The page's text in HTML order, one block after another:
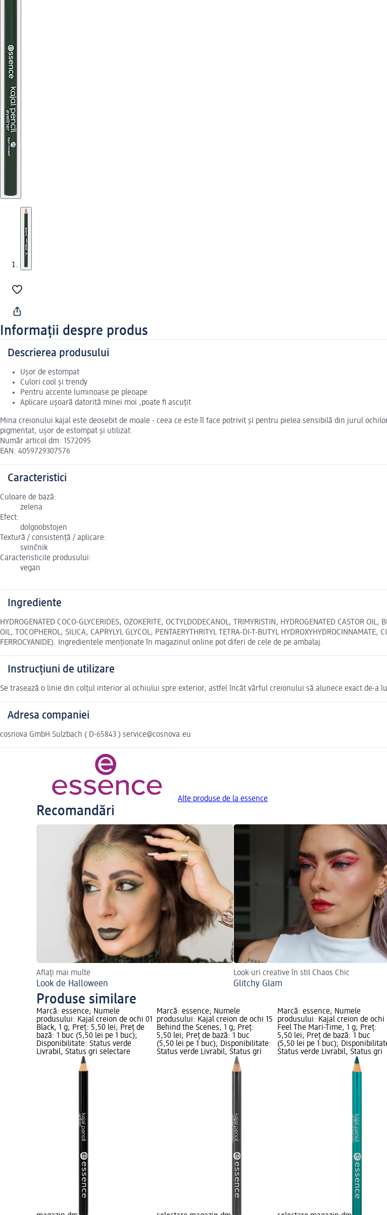
Informații despre produs
Descrierea produsului
Ușor de estompat
Culori cool și trendy
Pentru accente luminoase pe pleoape
Aplicare ușoară datorită minei moi ,poate fi ascuțit
Mina creionului kajal este deosebit de moale - ceea ce este îl face potrivit și pentru pielea sensibilă din jurul
pigmentat, ușor de estompat și utilizat.
Număr articol dm: 1572095
EAN: 4059729307576
Caracteristici
Culoare de bază:
zelena
Efect:
dolgoobstojen
Textură / consistență / aplicare:
svinčnik
Caracteristicile produsului:
vegan
Ingrediente
HYDROGENATED COCO-GLYCERIDES, OZOKERITE, OCTYLDODECANOL, TRIMYRISTIN, HYDROGENATED CASTOR
OIL, TOCOPHEROL, SILICA, CAPRYLYL GLYCOL, PENTAERYTHRITYL TETRA-DI-T-BUTYL
FERROCYANIDE). Ingredientele menționate în magazinul online pot diferi de cele de pe ambalaj.
Instrucțiuni de utilizare
Se trasează o linie din colțul interior al ochiului spre exterior, astfel încât vârful creionului să alunece exact de-a
Adresa companiei
cosnova GmbH Sulzbach ( D-65843 ) service@cosnova.eu
Alte produse de la essence
Recomandări
Aflați mai multe
Look de Halloween
Look-uri creative în stil Chaos Chic
Glitchy Glam
Produse similare
Marcă: essence; Numele
produsului: Kajal creion de ochi 01
Black, 1 g; Preț: 5,50 lei; Preț de
bază: 1 buc (5,50 lei pe 1 buc);
Disponibilitate: Status verde
Livrabil, Status gri selectare
Marcă: essence; Numele
produsului: Kajal creion de ochi 15
Behind the Scenes, 1 g; Preț:
5,50 lei; Preț de bază: 1 buc
(5,50 lei pe 1 buc); Disponibilitate:
Status verde Livrabil, Status gri
Marcă: essence; Numele
produsului: Kajal creion de ochi
Feel The Mari-Time, 1 g; Preț:
5,50 lei; Preț de bază: 1 buc
(5,50 lei pe 1 buc);
Status verde Livrabil, Status gri